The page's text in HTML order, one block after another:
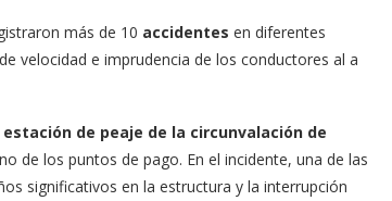
más de 10 accidentes en diferentes
velocidad e imprudencia de los conductores al a
estación de peaje de la circunvalación de
de los puntos de pago. En el incidente, una de las
significativos en la estructura y la interrupción